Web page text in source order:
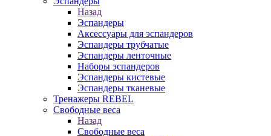
Назад
Эспандеры
Аксессуары для эспандеров
Эспандеры трубчатые
Эспандеры ленточные
Наборы эспандеров
Эспандеры кистевые
Эспандеры тканевые
Тренажеры REBEL
Свободные веса
Назад
Свободные веса